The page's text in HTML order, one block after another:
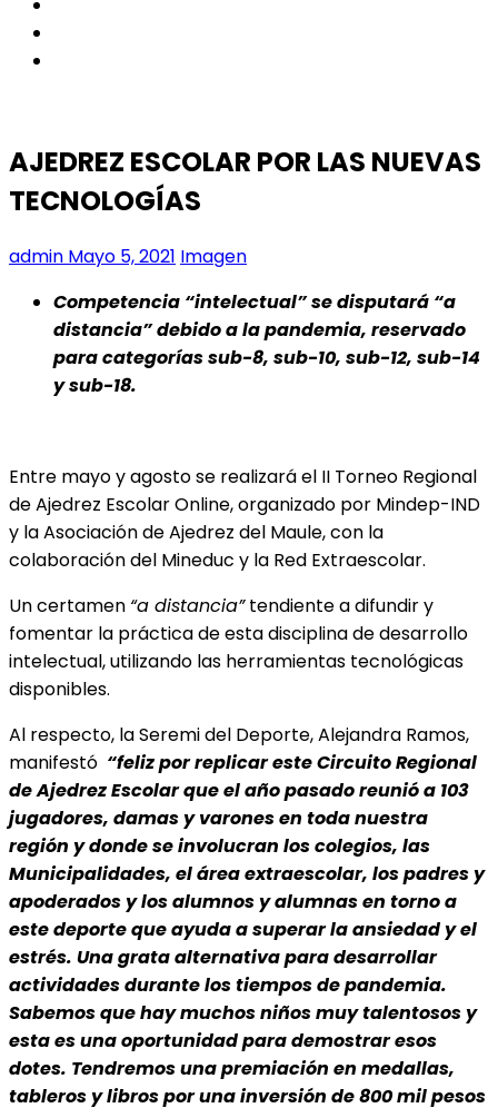
AJEDREZ ESCOLAR POR LAS NUEVAS
TECNOLOGÍAS
admin Mayo 5, 2021 Imagen
Competencia “intelectual” se disputará “a
distancia” debido a la pandemia, reservado
para categorías sub-8, sub-10, sub-12, sub-14
y sub-18.
Entre mayo y agosto se realizará el II Torneo Regional
de Ajedrez Escolar Online, organizado por Mindep-IND
y la Asociación de Ajedrez del Maule, con la
colaboración del Mineduc y la Red Extraescolar.
Un certamen “a distancia”tendiente a difundir y
fomentar la práctica de esta disciplina de desarrollo
intelectual, utilizando las herramientas tecnológicas
disponibles.
Al respecto, la Seremi del Deporte, Alejandra Ramos,
manifestó “feliz por replicar este Circuito Regional
de Ajedrez Escolar que el año pasado reunió a 103
jugadores, damas y varones en toda nuestra
región y donde se involucran los colegios, las
Municipalidades, el área extraescolar, los padres y
apoderados y los alumnos y alumnas en torno a
este deporte que ayuda a superar la ansiedad y el
estrés. Una grata alternativa para desarrollar
actividades durante los tiempos de pandemia.
Sabemos que hay muchos niños muy talentosos y
esta es una oportunidad para demostrar esos
dotes. Tendremos una premiación en medallas,
tableros y libros por una inversión de 800 mil pesos